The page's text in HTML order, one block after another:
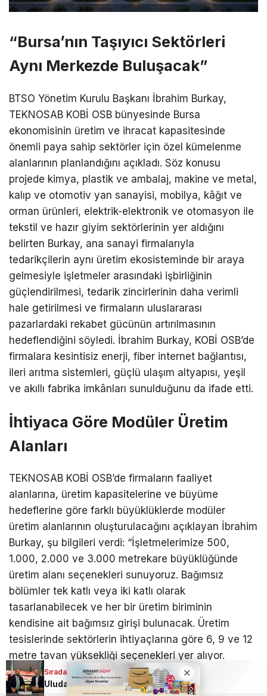
Sıradaki Haber
Bursa’da tarihi hamle: TEKNOSAB KOBİ OSB ile yeni sanayi dönemi başladı
“Bursa’nın Taşıyıcı Sektörleri
Aynı Merkezde Buluşacak”
BTSO Yönetim Kurulu Başkanı İbrahim Burkay,
TEKNOSAB KOBİ OSB bünyesinde Bursa
ekonomisinin üretim ve ihracat kapasitesinde
önemli paya sahip sektörler için özel kümelenme
alanlarının planlandığını açıkladı. Söz konusu
projede kimya, plastik ve ambalaj, makine ve metal,
kalıp ve otomotiv yan sanayisi, mobilya, kâğıt ve
orman ürünleri, elektrik-elektronik ve otomasyon ile
tekstil ve hazır giyim sektörlerinin yer aldığını
belirten Burkay, ana sanayi firmalarıyla
tedarikçilerin aynı üretim ekosisteminde bir araya
gelmesiyle işletmeler arasındaki işbirliğinin
güçlendirilmesi, tedarik zincirlerinin daha verimli
hale getirilmesi ve firmaların uluslararası
pazarlardaki rekabet gücünün artırılmasının
hedeflendiğini söyledi. İbrahim Burkay, KOBİ OSB’de
firmalara kesintisiz enerji, fiber internet bağlantısı,
ileri arıtma sistemleri, güçlü ulaşım altyapısı, yeşil
ve akıllı fabrika imkânları sunulduğunu da ifade etti.
İhtiyaca Göre Modüler Üretim
Alanları
TEKNOSAB KOBİ OSB’de firmaların faaliyet
alanlarına, üretim kapasitelerine ve büyüme
hedeflerine göre farklı büyüklüklerde modüler
üretim alanlarının oluşturulacağını açıklayan İbrahim
Burkay, şu bilgileri verdi: “İşletmelerimize 500,
1.000, 2.000 ve 3.000 metrekare büyüklüğünde
üretim alanı seçenekleri sunuyoruz. Bağımsız
bölümler tek katlı veya iki katlı olarak
tasarlanabilecek ve her bir üretim biriminin
kendisine ait bağımsız girişi bulunacak. Üretim
tesislerinde sektörlerin ihtiyaçlarına göre 6, 9 ve 12
metre tavan yüksekliği seçenekleri yer alıyor.
Yapılarda yükleme rampaları, tır erişim alanları ve
yük asansörleri bulunacak. Akıllı üretim tesisleri,
Sıradaki Haber
Uludağ İçecek’ten dev bir imza daha!